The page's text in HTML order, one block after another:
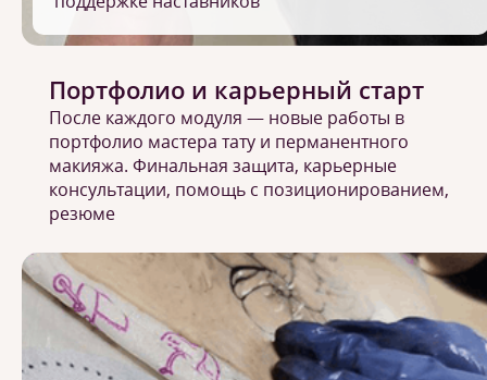
Портфолио и карьерный старт
После каждого модуля — новые работы в
портфолио мастера тату и перманентного
макияжа. Финальная защита, карьерные
консультации, помощь с позиционированием,
резюме